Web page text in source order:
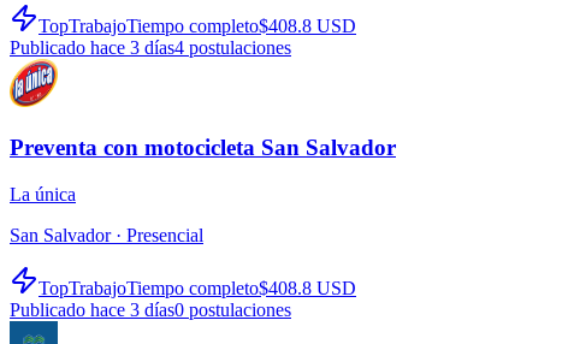
TopTrabajoTiempo completo$408.8 USD
Publicado hace 3 días4 postulaciones
Preventa con motocicleta San Salvador
La única
San Salvador · Presencial
TopTrabajoTiempo completo$408.8 USD
Publicado hace 3 días0 postulaciones